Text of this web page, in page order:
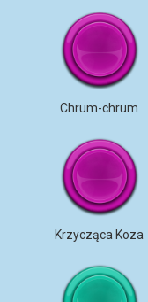
Chrum-chrum
Krzycząca Koza